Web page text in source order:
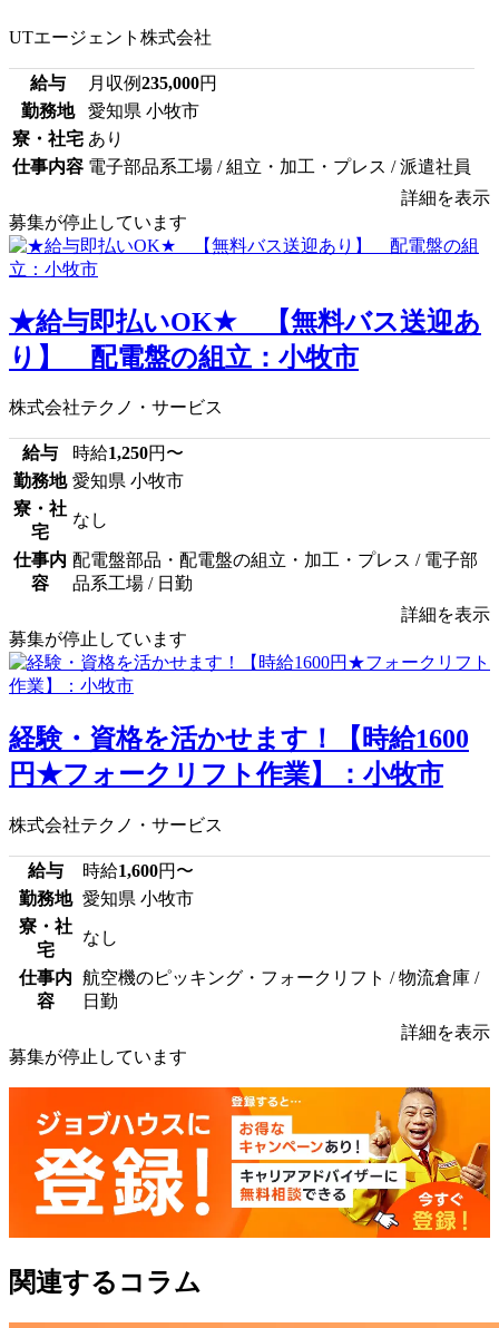
UTエージェント株式会社
給与 月収例235,000円
勤務地
愛知県 小牧市
寮・社宅 あり
仕事内容 電子部品系工場 / 組立・加工・プレス / 派遣社員
詳細を表示
募集が停止しています
★給与即払いOK★ 【無料バス送迎あ
り】 配電盤の組立：小牧市
株式会社テクノ・サービス
給与 時給1,250円〜
勤務地 愛知県 小牧市
寮・社
宅
なし
仕事内
容
配電盤部品・配電盤の組立・加工・プレス / 電子部
品系工場 / 日勤
詳細を表示
募集が停止しています
経験・資格を活かせます！【時給1600
円★フォークリフト作業】：小牧市
株式会社テクノ・サービス
給与 時給1,600円〜
勤務地 愛知県 小牧市
寮・社
宅
なし
仕事内
容
航空機のピッキング・フォークリフト / 物流倉庫 /
日勤
詳細を表示
募集が停止しています
関連するコラム